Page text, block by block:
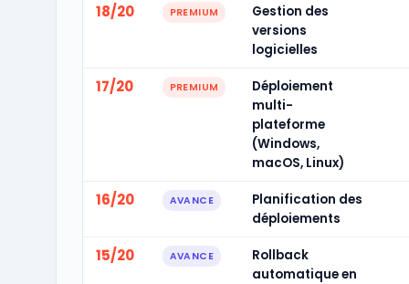
18/20 PREMIUM
Gestion des
versions
logicielles
17/20 PREMIUM
Déploiement
multi-
plateforme
(Windows,
macOS, Linux)
16/20 AVANCE
Planification des
déploiements
15/20 AVANCE
Rollback
automatique en